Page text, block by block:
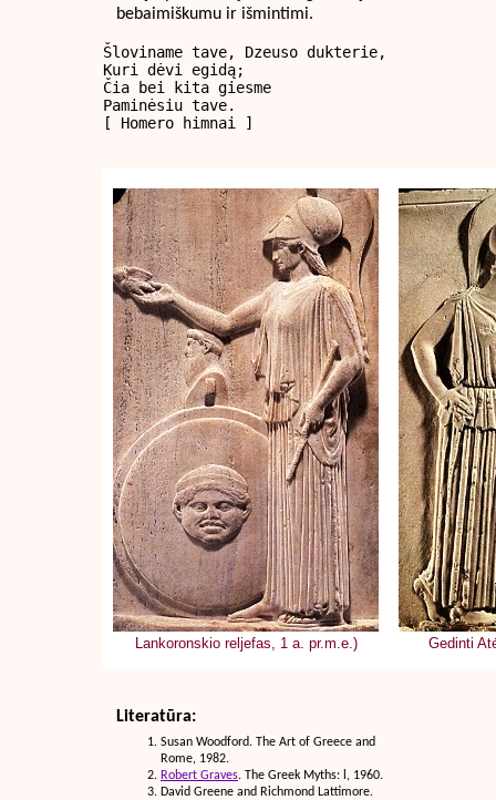
bebaimiškumu ir išmintimi.
Šloviname tave, Dzeuso dukterie,
Kuri dėvi egidą;
Čia bei kita giesme
[ Homero himnai ]
Lankoronskio reljefas, 1 a. pr.m.e.) Gedinti
Literatūra:
Susan Woodford. The Art of Greece and
Rome, 1982.
Robert Graves. The Greek Myths: l, 1960.
David Greene and Richmond Lattimore.